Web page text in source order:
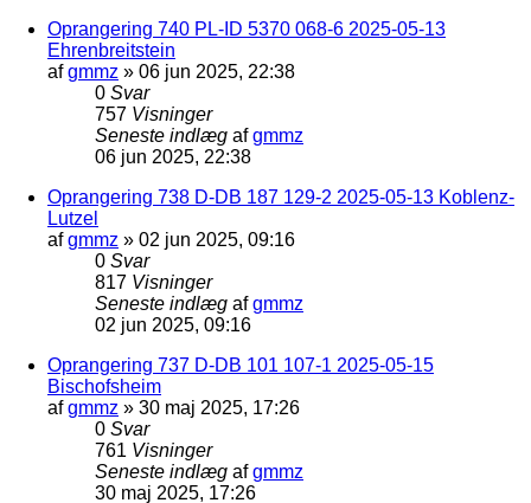
Oprangering 740 PL-ID 5370 068-6 2025-05-13
Ehrenbreitstein
afgmmz » 06 jun 2025, 22:38
0 Svar
757 Visninger
Seneste indlæg afgmmz
06 jun 2025, 22:38
Oprangering 738 D-DB 187 129-2 2025-05-13 Koblenz-
Lutzel
afgmmz » 02 jun 2025, 09:16
0 Svar
817 Visninger
Seneste indlæg afgmmz
02 jun 2025, 09:16
Oprangering 737 D-DB 101 107-1 2025-05-15
Bischofsheim
afgmmz » 30 maj 2025, 17:26
0 Svar
761 Visninger
Seneste indlæg afgmmz
30 maj 2025, 17:26